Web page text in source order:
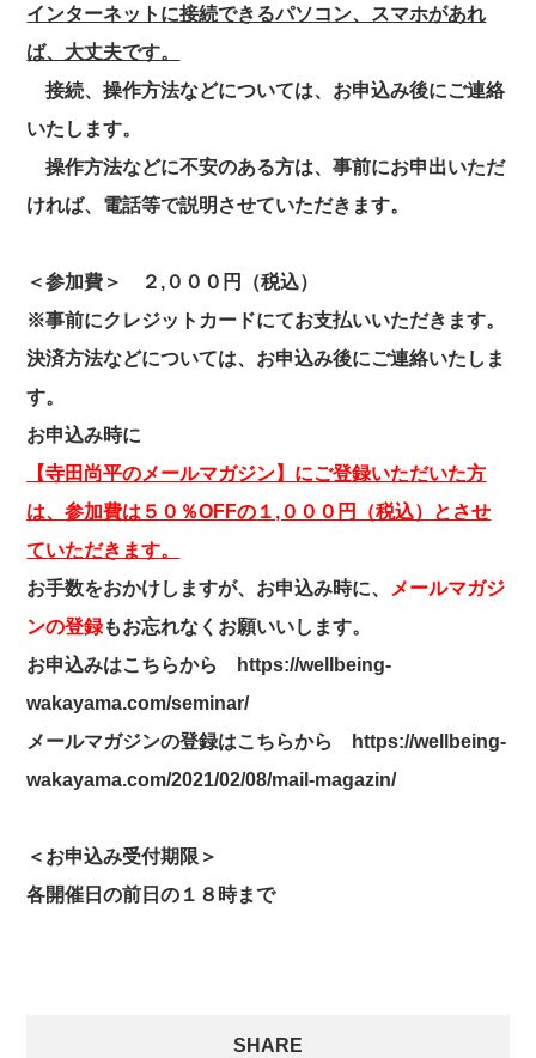
インターネットに接続できるパソコン、スマホがあれ
ば、大丈夫です。
接続、操作方法などについては、お申込み後にご連絡
いたします。
操作方法などに不安のある方は、事前にお申出いただ
ければ、電話等で説明させていただきます。
＜参加費＞
２,０００円（税込）
※事前にクレジットカードにてお支払いいただきます。
決済方法などについては、 お申込み後にご連絡いたしま
す。
お申込み時に
【寺田尚平のメールマガジン】にご登録いただいた方
は、参加費は５０％OFFの １,０００円（税込）とさせ
ていただきます。
お手数をおかけしますが、お申込み時に、
メールマガジ
ンの登録もお忘れなくお願いいします。
お申込みはこちらから
https://wellbeing-
wakayama.com/seminar/
メールマガジンの登録はこちらから
https://wellbeing-
wakayama.com/2021/02/08/mail-magazin/
＜お申込み受付期限＞
各開催日の前日の１８時まで
SHARE